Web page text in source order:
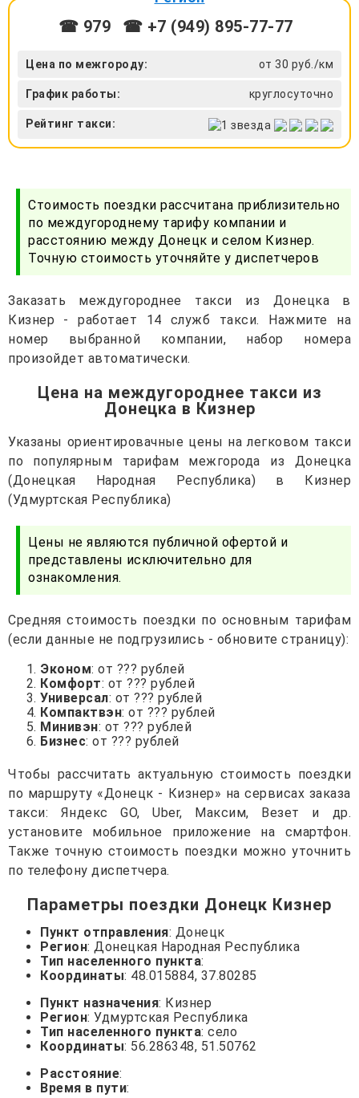
☎ 979 ☎ +7 (949) 895-77-77
Цена по межгороду: от 30 руб./км
График работы: круглосуточно
Рейтинг такси:
Стоимость поездки рассчитана приблизительно
по междугороднему тарифу компании и
расстоянию между Донецк и селом Кизнер.
Точную стоимость уточняйте у диспетчеров
Заказать междугороднее такси из Донецка в
Кизнер - работает 14 служб такси. Нажмите на
номер выбранной компании, набор номера
произойдет автоматически.
Цена на междугороднее такси из
Донецка в Кизнер
Указаны ориентировачные цены на легковом такси
по популярным тарифам межгорода из Донецка
(Донецкая Народная Республика) в Кизнер
(Удмуртская Республика)
Цены не являются публичной офертой и
представлены исключительно для
ознакомления.
Средняя стоимость поездки по основным тарифам
(если данные не подгрузились - обновите страницу):
Эконом: от ??? рублей
Комфорт: от ??? рублей
Универсал: от ??? рублей
Компактвэн: от ??? рублей
Минивэн: от ??? рублей
Бизнес: от ??? рублей
Чтобы рассчитать актуальную стоимость поездки
по маршруту «Донецк - Кизнер» на сервисах заказа
такси: Яндекс GO, Uber, Максим, Везет и др.
установите мобильное приложение на смартфон.
Также точную стоимость поездки можно уточнить
по телефону диспетчера.
Параметры поездки Донецк Кизнер
Пункт отправления: Донецк
Регион: Донецкая Народная Республика
Тип населенного пункта:
Координаты: 48.015884, 37.80285
Пункт назначения: Кизнер
Регион: Удмуртская Республика
Тип населенного пункта: село
Координаты: 56.286348, 51.50762
Расстояние:
Время в пути: